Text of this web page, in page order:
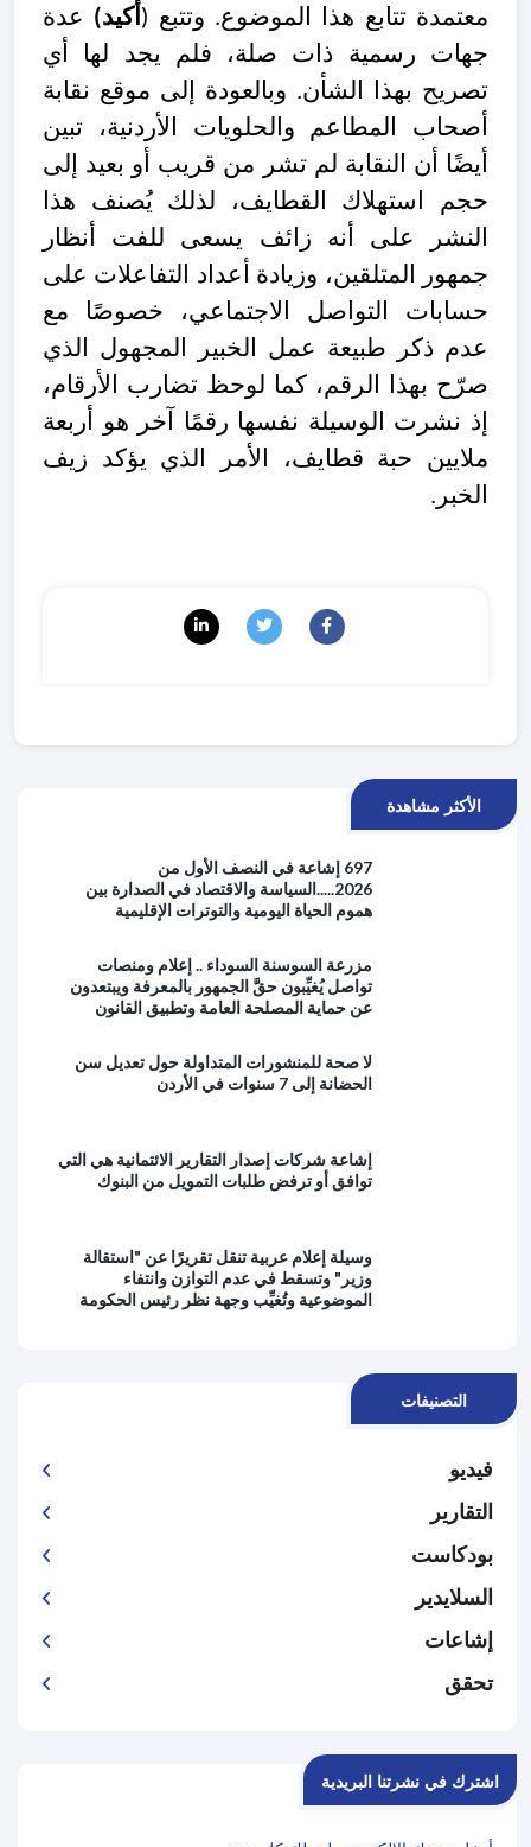
معتمدة تتابع هذا الموضوع. وتتبع ( أكيد) عدة
جهات رسمية ذات صلة، فلم يجد لها أي
تصريح بهذا الشأن. وبالعودة إلى موقع نقابة
أصحاب المطاعم والحلويات الأردنية، تبين
أيضًا أن النقابة لم تشر من قريب أو بعيد إلى
حجم استهلاك القطايف، لذلك يُصنف هذا
النشر على أنه زائف يسعى للفت أنظار
جمهور المتلقين، وزيادة أعداد التفاعلات على
حسابات التواصل الاجتماعي، خصوصًا مع
عدم ذكر طبيعة عمل الخبير المجهول الذي
صرّح بهذا الرقم، كما لوحظ تضارب الأرقام،
إذ نشرت الوسيلة نفسها رقمًا آخر هو أربعة
ملايين حبة قطايف، الأمر الذي يؤكد زيف
الخبر.
الأكثر مشاهدة
697 إشاعة في النصف الأول من
2026.....السياسة والاقتصاد في الصدارة بين
هموم الحياة اليومية والتوترات الإقليمية
مزرعة السوسنة السوداء .. إعلام ومنصات
تواصل يُغيِّبون حقَّ الجمهور بالمعرفة ويبتعدون
عن حماية المصلحة العامة وتطبيق القانون
لا صحة للمنشورات المتداولة حول تعديل سن
الحضانة إلى 7 سنوات في الأردن
إشاعة شركات إصدار التقارير الائتمانية هي التي
توافق أو ترفض طلبات التمويل من البنوك
وسيلة إعلام عربية تنقل تقريرًا عن "استقالة
وزير" وتسقط في عدم التوازن وانتفاء
الموضوعية وتُغيِّب وجهة نظر رئيس الحكومة
التصنيفات
فيديو
التقارير
بودكاست
السلايدير
إشاعات
تحقق
اشترك في نشرتنا البريدية